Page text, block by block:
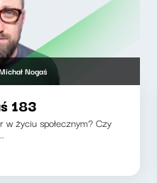
Nogaś
183
życiu społecznym? Czy